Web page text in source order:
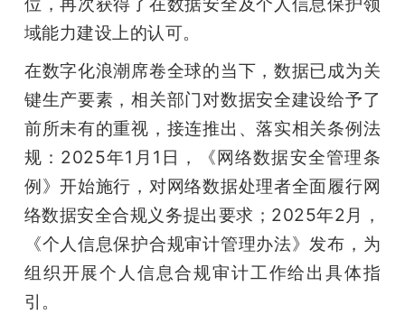
域能力建设上的认可。
在数字化浪潮席卷全球的当下，数据已成为关
键生产要素，相关部门对数据安全建设给予了
前所未有的重视，接连推出、落实相关条例法
规：2025年1月1日，《网络数据安全管理条
例》开始施行，对网络数据处理者全面履行网
络数据安全合规义务提出要求；2025年2月，
《个人信息保护合规审计管理办法》发布，为
组织开展个人信息合规审计工作给出具体指
引。